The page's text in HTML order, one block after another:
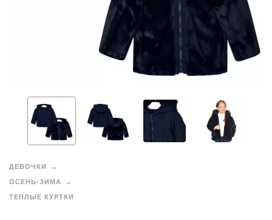
ДЕВОЧКИ
ОСЕНЬ-ЗИМА
ТЕПЛЫЕ КУРТКИ